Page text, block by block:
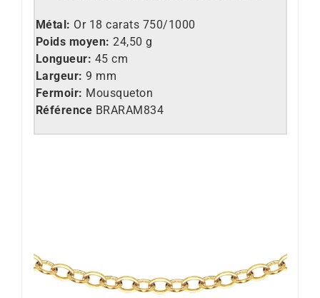
Métal: Or 18 carats 750/1000
Poids moyen: 24,50 g
Longueur: 45 cm
Largeur: 9 mm
Fermoir: Mousqueton
Référence BRARAM834